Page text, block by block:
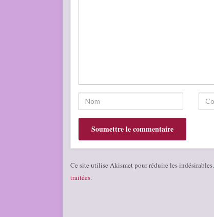
Ce site utilise Akismet pour réduire les indésirables.
traitées.